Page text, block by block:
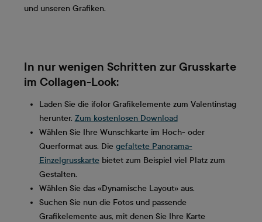
und unseren Grafiken.
In nur wenigen Schritten zur Grusskarte
im Collagen-Look:
Laden Sie die ifolor Grafikelemente zum Valentinstag
herunter. Zum kostenlosen Download
Wählen Sie Ihre Wunschkarte im Hoch- oder
Querformat aus. Die gefaltete Panorama-
Einzelgrusskartebietet zum Beispiel viel Platz zum
Gestalten.
Wählen Sie das «Dynamische Layout» aus.
Suchen Sie nun die Fotos und passende
Grafikelemente aus, mit denen Sie Ihre Karte